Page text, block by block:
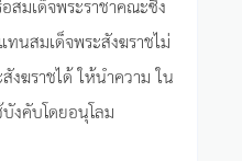
นสมเด็จพระสังฆราชไม่
ฆราชได้ ให้นำความ ใน
งคับโดยอนุโลม